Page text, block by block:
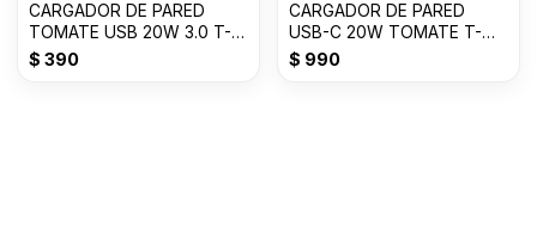
CARGADOR DE PARED
TOMATE USB 20W 3.0 T-
CH001
$ 390
CARGADOR DE PARED
USB-C 20W TOMATE T-
CH003
$ 990